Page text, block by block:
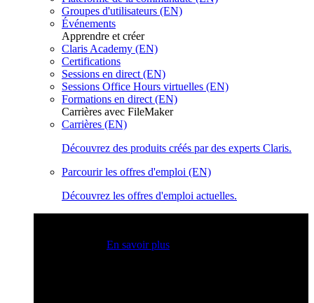
Groupes d'utilisateurs (EN)
Événements
Apprendre et créer
Claris Academy (EN)
Certifications
Sessions en direct (EN)
Sessions Office Hours virtuelles (EN)
Formations en direct (EN)
Carrières avec FileMaker
Carrières (EN)
Découvrez des produits créés par des experts Claris.
Parcourir les offres d'emploi (EN)
Découvrez les offres d'emploi actuelles.
En savoir plus